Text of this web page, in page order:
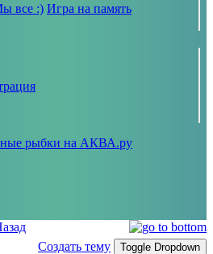
все :) Игра на память
Создать тему
Toggle Dropdown